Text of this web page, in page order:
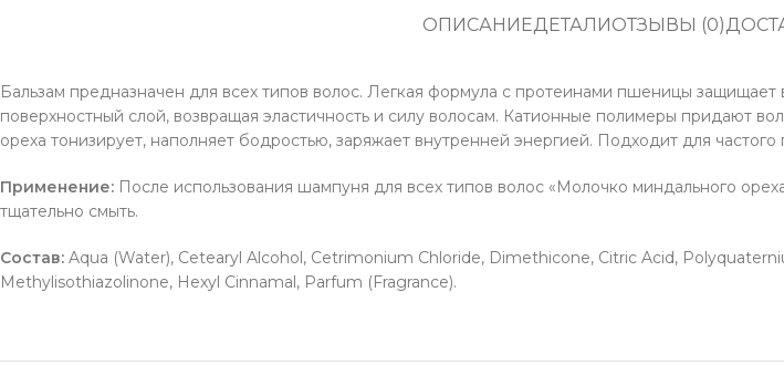
ОПИСАНИЕДЕТАЛИОТЗЫВЫ (0)
Бальзам предназначен для всех типов волос. Легкая формула с протеинами пшеницы
поверхностный слой, возвращая эластичность и силу волосам. Катионные полимеры придают
ореха тонизирует, наполняет бодростью, заряжает внутренней энергией. Подходит для
Применение: После использования шампуня для всех типов волос «Молочко миндального
тщательно смыть.
Состав: Aqua (Water), Cetearyl Alcohol, Cetrimonium Chloride, Dimethicone, Citric Acid,
Methylisothiazolinone, Hexyl Cinnamal, Parfum (Fragrance).